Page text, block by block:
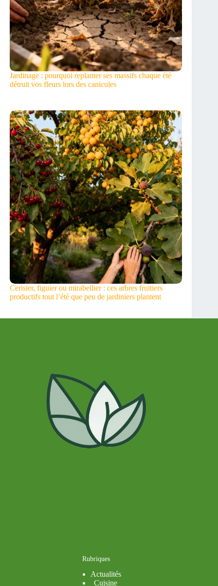
Jardinage : pourquoi replanter ses massifs chaque été
détruit vos fleurs lors des canicules
Cerisier, figuier ou mirabellier : ces arbres fruitiers
productifs tout l’été que peu de jardiniers plantent
Rubriques
Actualités
Cuisine